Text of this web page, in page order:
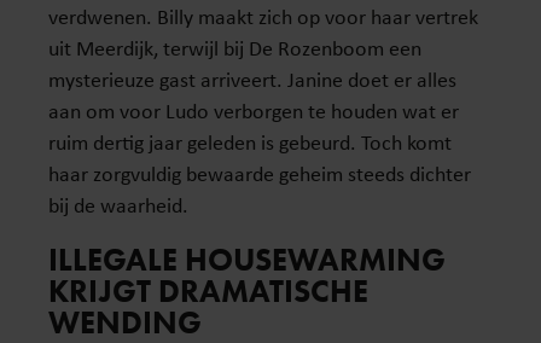
verdwenen. Billy maakt zich op voor haar vertrek
uit Meerdijk, terwijl bij De Rozenboom een
mysterieuze gast arriveert. Janine doet er alles
aan om voor Ludo verborgen te houden wat er
ruim dertig jaar geleden is gebeurd. Toch komt
haar zorgvuldig bewaarde geheim steeds dichter
bij de waarheid.
ILLEGALE HOUSEWARMING
KRIJGT DRAMATISCHE
WENDING